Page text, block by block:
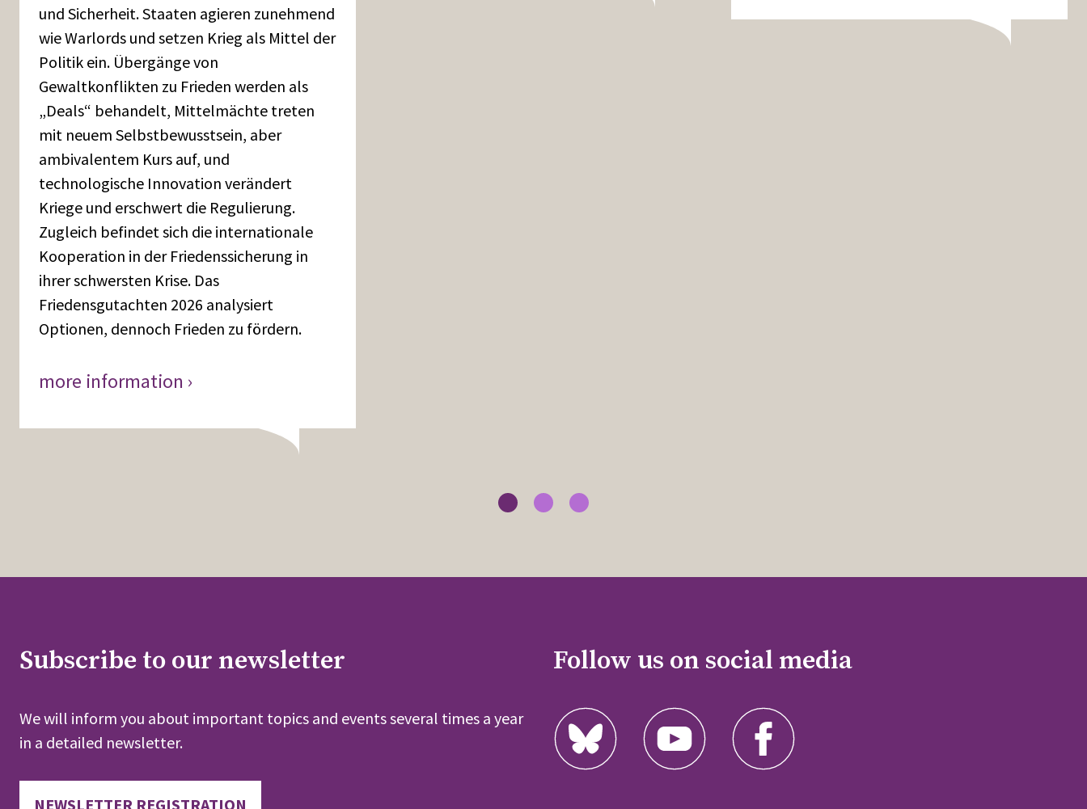
und Sicherheit. Staaten agieren zunehmend
wie Warlords und setzen Krieg als Mittel der
Politik ein. Übergänge von
Gewaltkonflikten zu Frieden werden als
„Deals“ behandelt, Mittelmächte treten
mit neuem Selbstbewusstsein, aber
ambivalentem Kurs auf, und
technologische Innovation verändert
Kriege und erschwert die Regulierung.
Zugleich befindet sich die internationale
Kooperation in der Friedenssicherung in
ihrer schwersten Krise. Das
Friedensgutachten 2026 analysiert
Optionen, dennoch Frieden zu fördern.
more information ›
Subscribe to our newsletter
We will inform you about important topics and events several times a year
in a detailed newsletter.
NEWSLETTER REGISTRATION
Follow us on social media